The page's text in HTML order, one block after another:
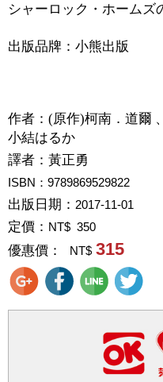
シャーロック・ホームズ
出版品牌：小熊出版
作者： (原作)柯南．道爾
小結はるか
譯者： 黃正勇
ISBN：9789869529822
出版日期： 2017-11-01
定價： NT$ 350
優惠價： NT$ 315